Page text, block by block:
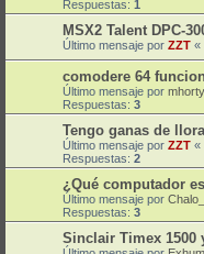
Respuestas: 1
MSX2 Talent DPC-
Último mensaje por ZZT «
comodere 64
Último mensaje por mhorty
Respuestas: 3
Tengo ganas de
Último mensaje por ZZT «
Respuestas: 2
¿Qué computador
Último mensaje por
Respuestas: 3
Sinclair Timex 1500